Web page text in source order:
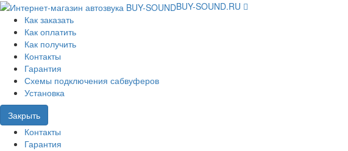
BUY-SOUND.RU
Как заказать
Как оплатить
Как получить
Контакты
Гарантия
Схемы подключения сабвуферов
Установка
Закрыть
Контакты
Гарантия